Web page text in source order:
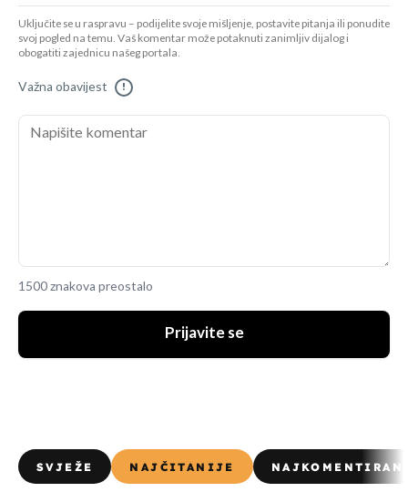
Uključite se u raspravu – podijelite svoje mišljenje, postavite pitanja ili ponudite
svoj pogled na temu. Vaš komentar može potaknuti zanimljiv dijalog i
obogatiti zajednicu našeg portala.
Važna obavijest !
1500 znakova preostalo
Prijavite se
SVJEŽE NAJČITANIJE